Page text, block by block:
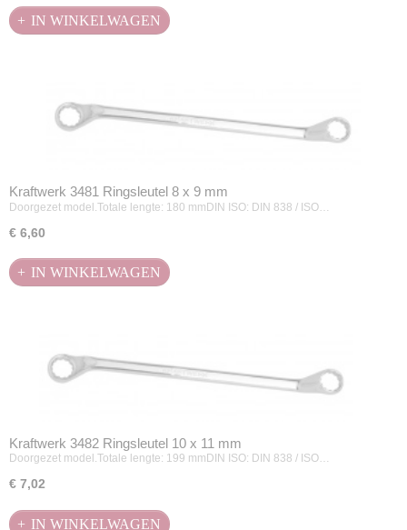
IN WINKELWAGEN
Kraftwerk 3481 Ringsleutel 8 x 9 mm
Doorgezet model.Totale lengte: 180 mmDIN ISO: DIN 838 / ISO…
€ 6,60
IN WINKELWAGEN
Kraftwerk 3482 Ringsleutel 10 x 11 mm
Doorgezet model.Totale lengte: 199 mmDIN ISO: DIN 838 / ISO…
€ 7,02
IN WINKELWAGEN